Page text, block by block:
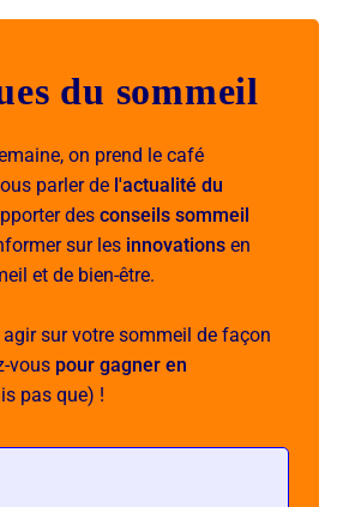
du sommeil
on prend le café
parler de l'actualité du
des conseils sommeil
sur les innovations en
et de bien-être.
sur votre sommeil de façon
vous pour gagner en
pas que) !